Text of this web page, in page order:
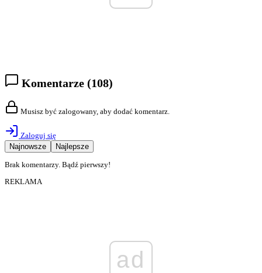
Komentarze (108)
Musisz być zalogowany, aby dodać komentarz.
Zaloguj się
Najnowsze
Najlepsze
Brak komentarzy. Bądź pierwszy!
REKLAMA
ad